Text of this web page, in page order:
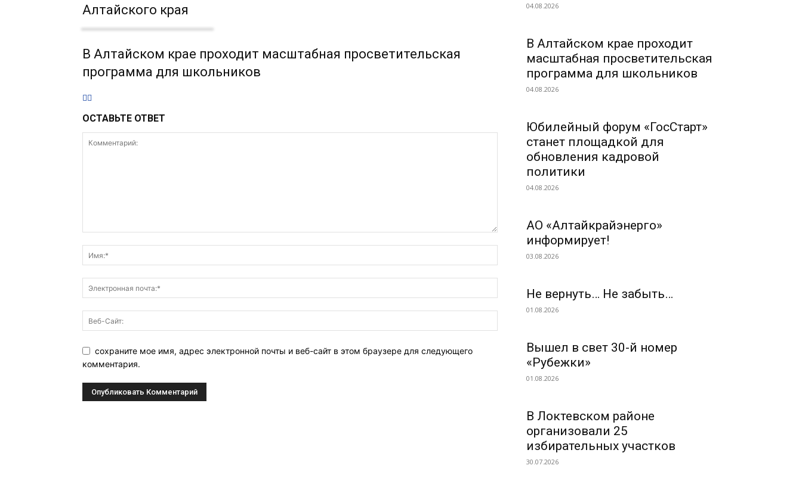
Алтайского края
В Алтайском крае проходит масштабная просветительская
программа для школьников
ОСТАВЬТЕ ОТВЕТ
сохраните мое имя, адрес электронной почты и веб-сайт в этом браузере для следующего
комментария.
04.08.2026
В Алтайском крае проходит
масштабная просветительская
программа для школьников
04.08.2026
Юбилейный форум «ГосСтарт»
станет площадкой для
обновления кадровой
политики
04.08.2026
АО «Алтайкрайэнерго»
информирует!
03.08.2026
Не вернуть… Не забыть…
01.08.2026
Вышел в свет 30-й номер
«Рубежки»
01.08.2026
В Локтевском районе
организовали 25
избирательных участков
30.07.2026